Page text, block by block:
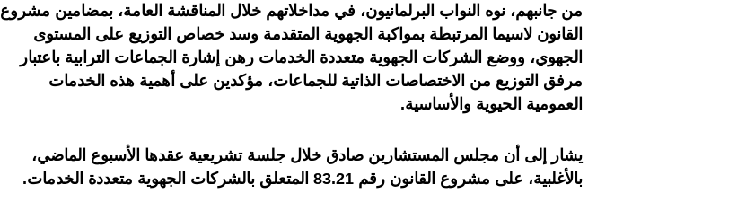
من جانبهم، نوه النواب البرلمانيون، في مداخلاتهم خلال المناقشة العامة، بمضامين مشروع
القانون لاسيما المرتبطة بمواكبة الجهوية المتقدمة وسد خصاص التوزيع على المستوى
الجهوي، ووضع الشركات الجهوية متعددة الخدمات رهن إشارة الجماعات الترابية باعتبار
مرفق التوزيع من الاختصاصات الذاتية للجماعات، مؤكدين على أهمية هذه الخدمات
العمومية الحيوية والأساسية.
يشار إلى أن مجلس المستشارين صادق خلال جلسة تشريعية عقدها الأسبوع الماضي،
بالأغلبية، على مشروع القانون رقم 83.21 المتعلق بالشركات الجهوية متعددة الخدمات.